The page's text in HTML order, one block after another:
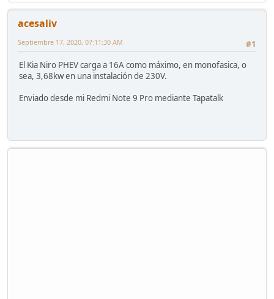
acesaliv
#1
Septiembre 17, 2020, 07:11:30 AM
El Kia Niro PHEV carga a 16A como máximo, en monofasica, o
sea, 3,68kw en una instalación de 230V.
Enviado desde mi Redmi Note 9 Pro mediante Tapatalk